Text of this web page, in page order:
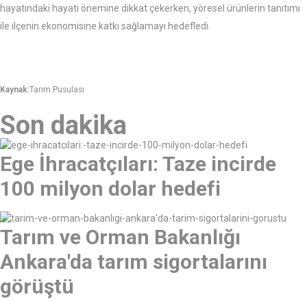
hayatındaki hayati önemine dikkat çekerken, yöresel ürünlerin tanıtımı
ile ilçenin ekonomisine katkı sağlamayı hedefledi.
Kaynak:Tarım Pusulası
Son dakika
Ege İhracatçıları: Taze incirde
100 milyon dolar hedefi
Tarım ve Orman Bakanlığı
Ankara'da tarım sigortalarını
görüştü